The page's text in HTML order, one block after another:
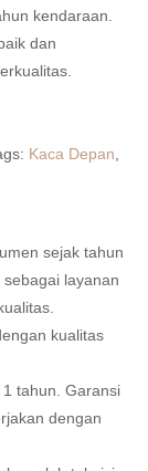
kendaraan.
dan
Kaca Depan,
sejak tahun
layanan
kualitas
tahun. Garansi
dengan